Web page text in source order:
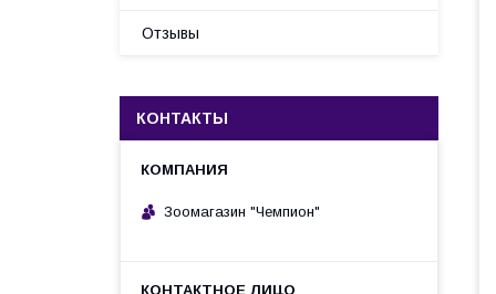
Отзывы
КОНТАКТЫ
Зоомагазин "Чемпион"